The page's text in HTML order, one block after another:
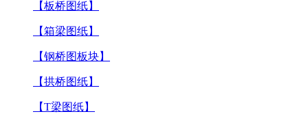
【板桥图纸】
【箱梁图纸】
【钢桥图板块】
【拱桥图纸】
【T梁图纸】